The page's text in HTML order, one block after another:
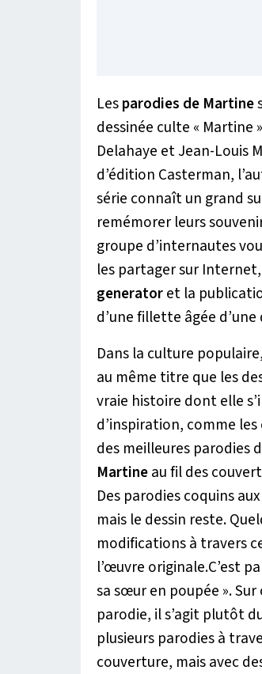
Lesparodies de Martine
dessinée culte « Martine
Delahaye et Jean-Louis
d’édition Casterman,
série connaît un grand
remémorer leurs
groupe d’internautes
les partager sur
generatoret la
d’une fillette âgée d’une
Dans la culture
au même titre que les
vraie histoire dont elle
d’inspiration, comme
des meilleures parodies
Martineau fil des
Des parodies coquins
mais le dessin reste.
modifications à travers
l’œuvre originale.C’est
sa sœur en poupée ».
parodie, il s’agit plutôt
plusieurs parodies à
couverture, mais avec